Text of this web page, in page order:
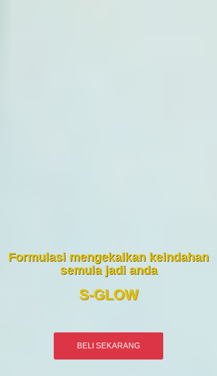
Formulasi mengekalkan keindahan
semula jadi anda
S-GLOW
BELI SEKARANG